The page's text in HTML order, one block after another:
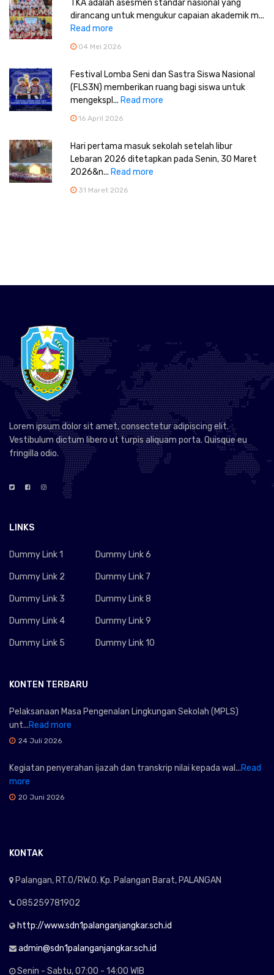
TKA adalah asesmen standar nasional yang
dirancang untuk mengukur capaian akademik m...
Read more
04 Mei 2026
Festival Lomba Seni dan Sastra Siswa Nasional
(FLS3N) memberikan ruang bagi siswa untuk
mengekspl... Read more
16 April 2026
Hari pertama masuk sekolah setelah libur
Lebaran 2026 ditetapkan pada Senin, 30 Maret
2026&n... Read more
31 Maret 2026
Lorem ipsum dolor sit amet, consectetur adipiscing elit.
Vestibulum dictum libero ut turpis aliquam porta. Quisque eu
fringilla odio.
LINKS
Dummy Link 1
Dummy Link 2
Dummy Link 3
Dummy Link 4
Dummy Link 5
Dummy Link 6
Dummy Link 7
Dummy Link 8
Dummy Link 9
Dummy Link 10
KONTEN TERBARU
Pelaksanaan Masa Pengenalan Lingkungan Sekolah (MPLS)
unt...Read more
24 Juli 2026
Kegiatan penyerahan ijazah dan transkrip nilai kepada wal...Read
more
20 Juni 2026
KONTAK
Palangan, RT.0/RW.0. Kp. Palangan Barat, PALANGAN
085259781902
http://www.sdn1palanganjangkar.sch.id
admin@sdn1palanganjangkar.sch.id
Senin - Sabtu, 07:00 - 14:00 WIB